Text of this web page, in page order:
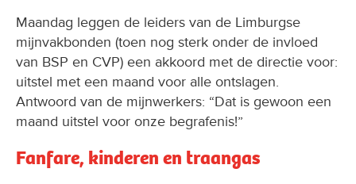
Maandag leggen de leiders van de Limburgse
mijnvakbonden (toen nog sterk onder de invloed
van BSP en CVP) een akkoord met de directie voor:
uitstel met een maand voor alle ontslagen.
Antwoord van de mijnwerkers: “Dat is gewoon een
maand uitstel voor onze begrafenis!”
Fanfare, kinderen en traangas